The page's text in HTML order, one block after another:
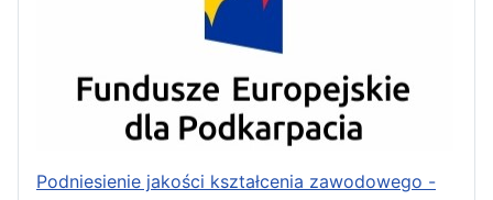
Podniesienie jakości kształcenia zawodowego -